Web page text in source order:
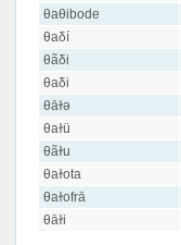
θaθibode
θaδí
θãδi
θaδi
θāɫə
θaɫü
θãɫu
θaɫota
θaɫofrā
θāɫi